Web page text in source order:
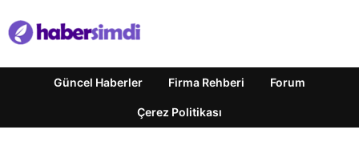
Güncel Haberler Firma Rehberi Forum
Çerez Politikası